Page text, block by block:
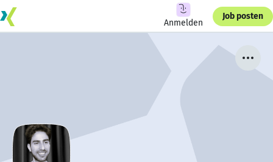
Anmelden
Job posten